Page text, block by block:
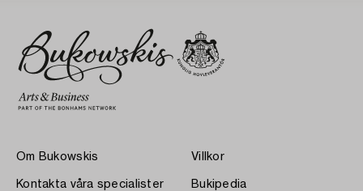
Om Bukowskis
Kontakta våra specialister
Villkor
Bukipedia